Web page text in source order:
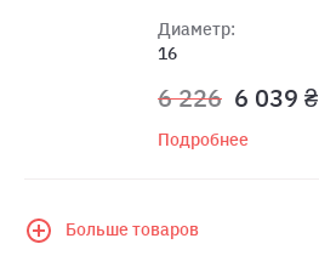
Диаметр:
16
6 226 6 039 ₴
Подробнее
Больше товаров